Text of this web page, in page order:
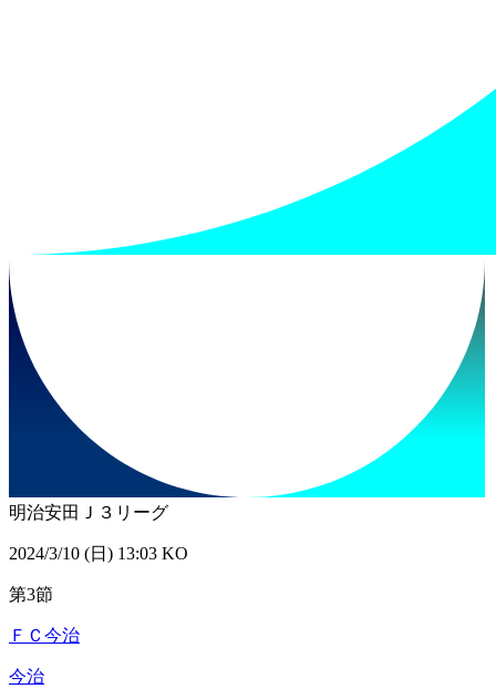
明治安田Ｊ３リーグ
2024/3/10 (日) 13:03 KO
第3節
ＦＣ今治
今治